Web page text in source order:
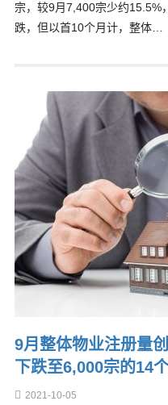
宗，较9月7,400宗少约15.5%
跌，但以首10个月计，整体…
9月整体物业注册量
下跌至6,000宗的14
2021-10-05